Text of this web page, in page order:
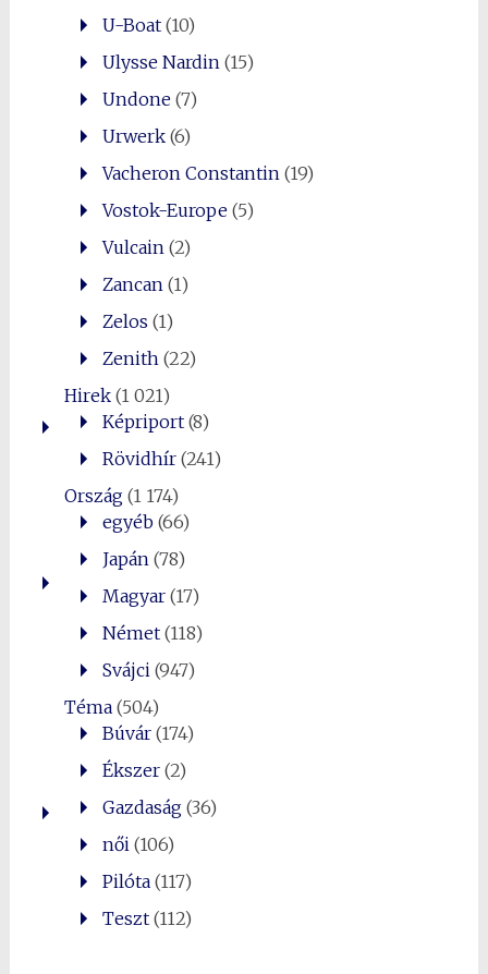
U-Boat(10)
Ulysse Nardin (15)
Undone(7)
Urwerk(6)
Vacheron Constantin (19)
Vostok-Europe(5)
Vulcain (2)
Zancan (1)
Zelos (1)
Zenith (22)
Hirek(1 021)
Képriport(8)
Rövidhír(241)
Ország(1 174)
egyéb(66)
Japán (78)
Magyar(17)
Német(118)
Svájci (947)
Téma(504)
Búvár(174)
Ékszer(2)
Gazdaság(36)
női (106)
Pilóta(117)
Teszt(112)